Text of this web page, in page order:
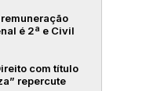
é 2ª e Civil
com título
repercute